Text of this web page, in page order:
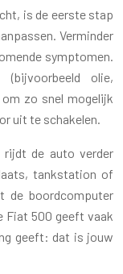
is de eerste stap
Verminder
symptomen.
olie,
zo snel mogelijk
uit te schakelen.
rijdt de auto verder
tankstation of
boordcomputer
Fiat 500 geeft vaak
geeft: dat is jouw